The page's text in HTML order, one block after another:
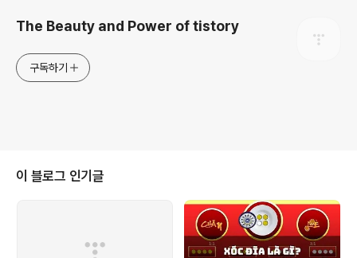
The Beauty and Power of tistory
구독하기
이 블로그 인기글